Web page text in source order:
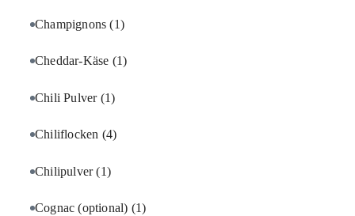
Champignons(1)
Cheddar-Käse (1)
Chili Pulver (1)
Chiliflocken (4)
Chilipulver(1)
Cognac (optional) (1)